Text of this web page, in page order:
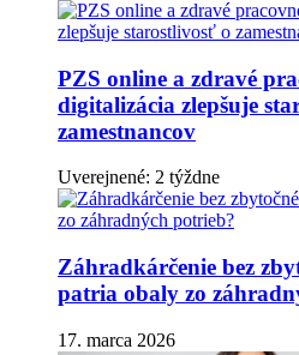
PZS online a zdravé
digitalizácia zlepšuje
zamestnancov
Uverejnené: 2 týždne
Záhradkárčenie bez
patria obaly zo
17. marca 2026